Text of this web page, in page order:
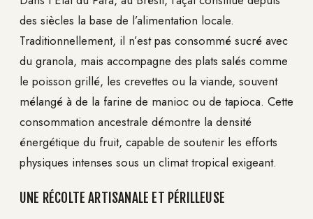
des siècles la base de l’alimentation locale.
Traditionnellement, il n’est pas consommé sucré avec
du granola, mais accompagne des plats salés comme
le poisson grillé, les crevettes ou la viande, souvent
mélangé à de la farine de manioc ou de tapioca. Cette
consommation ancestrale démontre la densité
énergétique du fruit, capable de soutenir les efforts
physiques intenses sous un climat tropical exigeant.
UNE RÉCOLTE ARTISANALE ET PÉRILLEUSE